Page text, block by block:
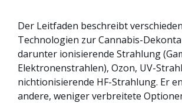
Der Leitfaden beschreibt
Technologien zur Cannabis-
darunter ionisierende Strahlung
Elektronenstrahlen), Ozon, UV-
nichtionisierende HF-Strahlung. Er
andere, weniger verbreitete